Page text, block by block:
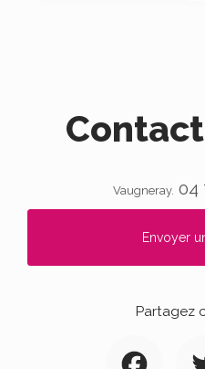
Vaugneray. 04
Envoyer
Partagez